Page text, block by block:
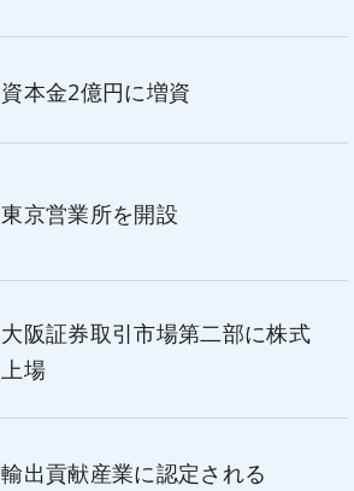
資本金2億円に増資
東京営業所を開設
大阪証券取引市場第二部に株式
上場
輸出貢献産業に認定される